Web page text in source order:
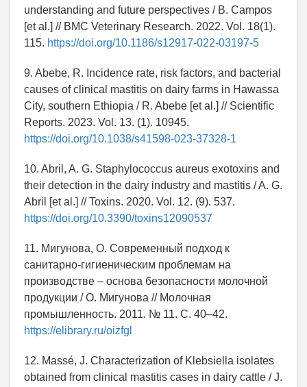
understanding and future perspectives / B. Campos
[et al.] // BMC Veterinary Research. 2022. Vol. 18(1).
115. https://doi.org/10.1186/s12917-022-03197-5
9. Abebe, R. Incidence rate, risk factors, and bacterial
causes of clinical mastitis on dairy farms in Hawassa
City, southern Ethiopia / R. Abebe [et al.] // Scientific
Reports. 2023. Vol. 13. (1). 10945.
https://doi.org/10.1038/s41598-023-37328-1
10. Abril, A. G. Staphylococcus aureus exotoxins and
their detection in the dairy industry and mastitis / A. G.
Abril [et al.] // Toxins. 2020. Vol. 12. (9). 537.
https://doi.org/10.3390/toxins12090537
11. Мигунова, О. Современный подход к
санитарно-гигиеническим проблемам на
производстве – основа безопасности молочной
продукции / О. Мигунова // Молочная
промышленность. 2011. № 11. С. 40–42.
https://elibrary.ru/oizfgl
12. Massé, J. Characterization of Klebsiella isolates
obtained from clinical mastitis cases in dairy cattle / J.